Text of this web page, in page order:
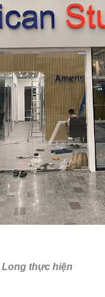
thực hiện